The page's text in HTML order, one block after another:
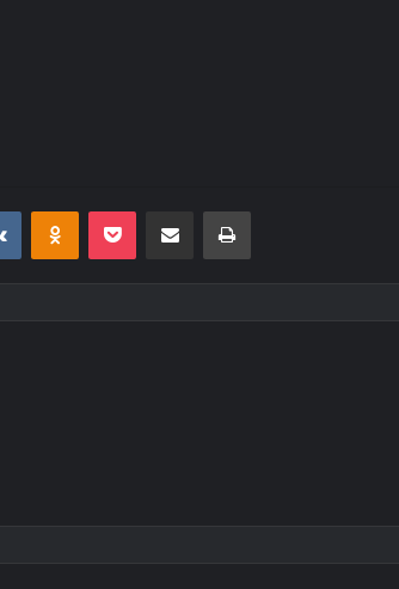
VKontakteOdnoklassniki
Pocket E-Posta ile paylaş Yazdır